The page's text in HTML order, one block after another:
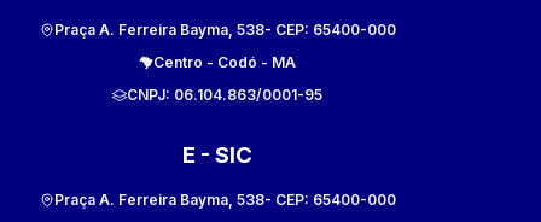
Praça A. Ferreira Bayma, 538- CEP: 65400-000
Centro - Codó - MA
CNPJ: 06.104.863/0001-95
E - SIC
Praça A. Ferreira Bayma, 538- CEP: 65400-000